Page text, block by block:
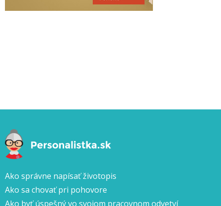
Ako správne napísať životopis
Ako sa chovať pri pohovore
Ako byť úspešný vo svojom pracovnom odvetví